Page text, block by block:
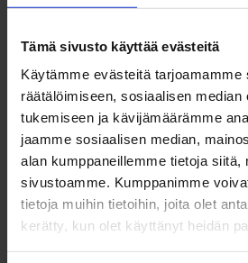
Tämä sivusto käyttää evästeitä
Käytämme evästeitä tarjoamamme
räätälöimiseen, sosiaalisen median
tukemiseen ja kävijämäärämme
jaamme sosiaalisen median,
alan kumppaneillemme tietoja siitä,
sivustoamme. Kumppanimme
tietoja muihin tietoihin, joita olet
kerätty, kun olet käyttänyt heidän
KORTTELIN NUMERO
TONTIN NUMERO
RAKENNUSOIKEUS
MYYNTIHINTA